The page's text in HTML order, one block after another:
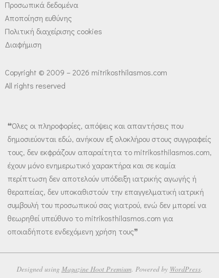
Προσωπικά δεδομένα
Αποποίηση ευθύνης
Πολιτική διαχείρισης cookies
Διαφήμιση
Copyright © 2009 – 2026 mitrikosthilasmos.com
All rights reserved
❝Όλες οι πληροφορίες, απόψεις και απαντήσεις που
δημοσιεύονται εδώ, ανήκουν εξ ολοκλήρου στους συγγραφείς
τους, δεν εκφράζουν απαραίτητα το mitrikosthilasmos.com,
έχουν μόνο ενημερωτικό χαρακτήρα και σε καμία
περίπτωση δεν αποτελούν υπόδειξη ιατρικής αγωγής ή
θεραπείας, δεν υποκαθιστούν την επαγγελματική ιατρική
συμβουλή του προσωπικού σας γιατρού, ενώ δεν μπορεί να
θεωρηθεί υπεύθυνο το mitrikosthilasmos.com για
οποιαδήποτε ενδεχόμενη χρήση τους❞
Designed using Magazine Hoot Premium. Powered by WordPress.